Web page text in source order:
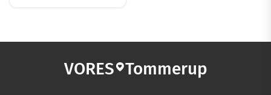
VORES Tommerup